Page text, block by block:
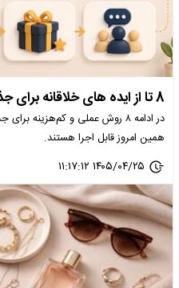
8 تا از ایده های خلاقانه برای جذب مشتری کافه [کاربردی]
در ادامه ۸ روش عملی و کم‌هزینه
همین امروز قابل اجرا هستند.
۱۴۰۵/۰۴/۲۵ ۱۱:۱۷:۱۲